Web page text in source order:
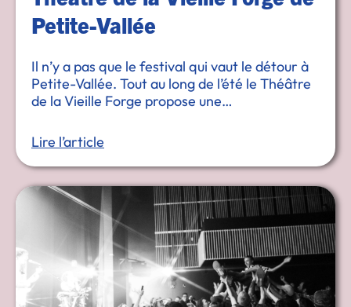
Petite-Vallée
Il n’y a pas que le festival qui vaut le détour à
Petite-Vallée. Tout au long de l’été le Théâtre
de la Vieille Forge propose une
Lire l’article